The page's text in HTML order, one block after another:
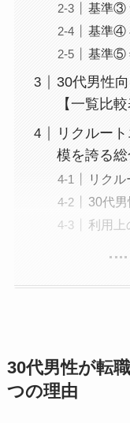
基準③
基準④
基準⑤
30代男性
【一覧比較
リクルー
模を誇る総
リク
30代
利用上
30代男性が転
つの理由